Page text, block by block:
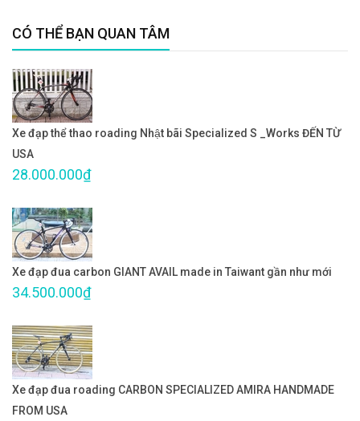
CÓ THỂ BẠN QUAN TÂM
Xe đạp thể thao roading Nhật bãi Specialized S _Works ĐẾN TỪ
USA
28.000.000₫
Xe đạp đua carbon GIANT AVAIL made in Taiwant gần như mới
34.500.000₫
Xe đạp đua roading CARBON SPECIALIZED AMIRA HANDMADE
FROM USA